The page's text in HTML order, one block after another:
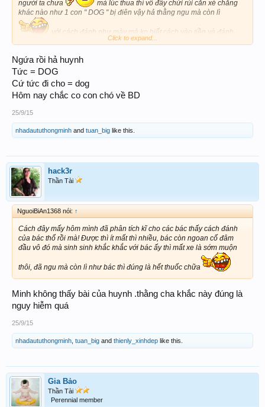
người ta chưa
mà lúc thua thì vô đây chửi rủi cắn xé chẳng
khác nào như 1 con " DOG " bị điên vậy hả thằng ngu mà còn lì
với cách đánh như mày mà ko biết cách vào tiền và đánh
như thế nào thì đừng nói là xe SH mà cả CĂN NHÀ mày đang ở cũng
ko còn nữa nha ku
Click to expand...
Ngứa rồi hả huynh
Tức = DOG
Cứ tức đi cho = dog
Hôm nay chắc co con chó về BD
25/9/15
nhadaututhongminh and tuan_big like this.
hack3r
Thần Tài
NguoiBiAn1368 nói: ↑
Cách đây mấy hôm mình đã phân tích kĩ cho các bác thấy cách đánh
của bác thổ rồi mà! Được thì ít mất thì nhiều, bác còn ngoan cố đâm
đầu vô đó mà sinh sinh khắc khắc với bác ấy thì mất xe là sớm muộn
thôi, đã ngu mà còn lì như bác thì đúng là hết thuốc chữa
Minh không thấy bài của huynh .thằng cha khắc này đúng là
nguy hiễm quá
25/9/15
nhadaututhongminh tuan_big and thienly_xinhdep like this.
Gia Bảo
Thần Tài
Perennial member